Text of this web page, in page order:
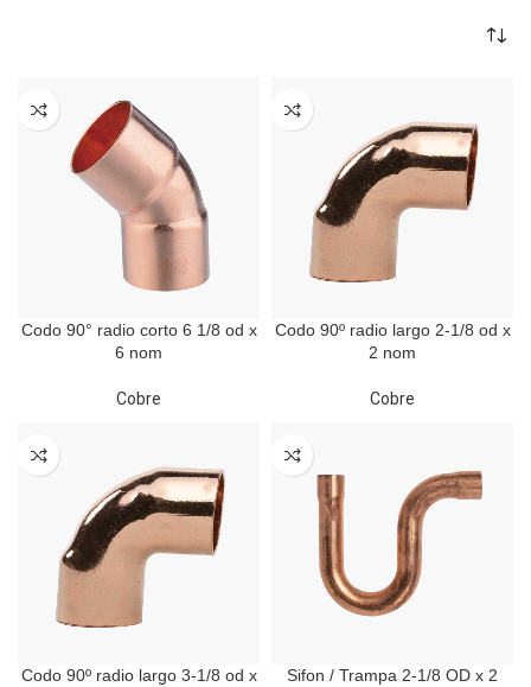
Codo 90° radio corto 6 1/8 od x
6 nom
Cobre
Codo 90º radio largo 2-1/8 od x
2 nom
Cobre
Codo 90º radio largo 3-1/8 od x
Sifon / Trampa 2-1/8 OD x 2